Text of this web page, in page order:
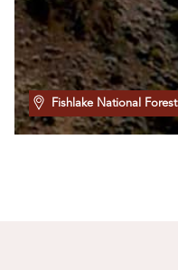
Fishlake National Forest